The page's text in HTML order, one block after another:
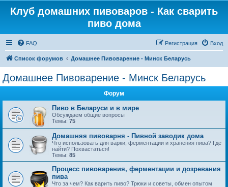
Клуб домашних пивоваров - Как cварить
пиво дома
FAQ Вход
Регистрация
Список форумов Домашнее Пивоварение - Минск Беларусь
Домашнее Пивоварение - Минск Беларусь
Форум
Пиво в Беларуси и в мире
Обсуждаем общие вопросы
Темы: 75
Домашняя пивоварня - Пивной заводик дома
Что использовать для варки, ферментации и хранения пива? Где
найти? Похвастаться!
Темы: 85
Процесс пивоварения, ферментации и дозревания
пива
Что за чем? Как варить пиво? Трюки и советы, обмен опытом